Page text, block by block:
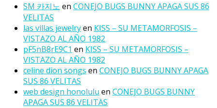
SM 카지노 en CONEJO BUGS BUNNY APAGA SUS 86
VELITAS
las villas jewelryen KISS – SU METAMORFOSIS –
VISTAZO AL AÑO 1982
pF5nB8rE9C1 en KISS – SU METAMORFOSIS –
VISTAZO AL AÑO 1982
celine dion songs en CONEJO BUGS BUNNY APAGA
SUS 86 VELITAS
web design honolulu en CONEJO BUGS BUNNY
APAGA SUS 86 VELITAS